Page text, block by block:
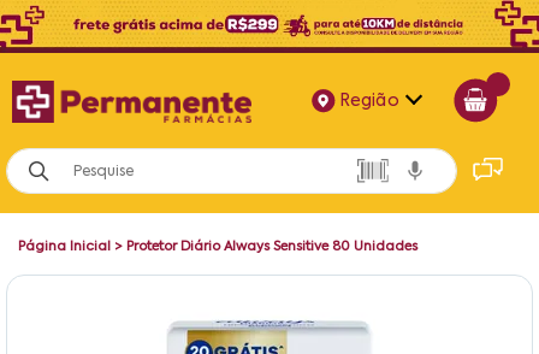
Região
Alagoas
Bahia
Página Inicial > Protetor Diário Always Sensitive 80 Unidades